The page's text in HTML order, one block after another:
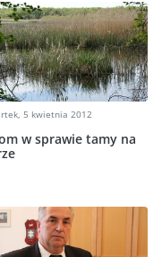
5 kwietnia 2012
w sprawie tamy na